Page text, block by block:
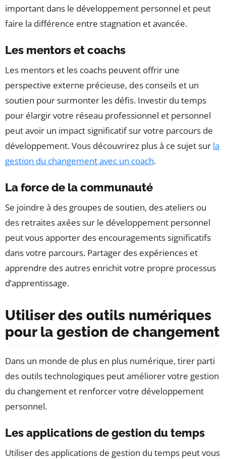
important dans le développement personnel et peut
faire la différence entre stagnation et avancée.
Les mentors et coachs
Les mentors et les coachs peuvent offrir une
perspective externe précieuse, des conseils et un
soutien pour surmonter les défis. Investir du temps
pour élargir votre réseau professionnel et personnel
peut avoir un impact significatif sur votre parcours de
développement. Vous découvrirez plus à ce sujet sur la
gestion du changement avec un coach.
La force de la communauté
Se joindre à des groupes de soutien, des ateliers ou
des retraites axées sur le développement personnel
peut vous apporter des encouragements significatifs
dans votre parcours. Partager des expériences et
apprendre des autres enrichit votre propre processus
d’apprentissage.
Utiliser des outils numériques
pour la gestion de changement
Dans un monde de plus en plus numérique, tirer parti
des outils technologiques peut améliorer votre gestion
du changement et renforcer votre développement
personnel.
Les applications de gestion du temps
Utiliser des applications de gestion du temps peut vous